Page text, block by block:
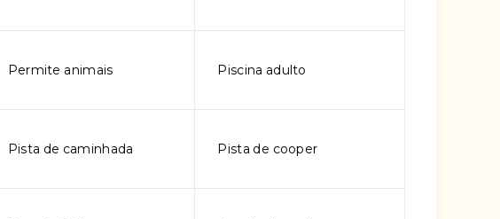
Permite animais Piscina adulto
Pista de caminhada Pista de cooper